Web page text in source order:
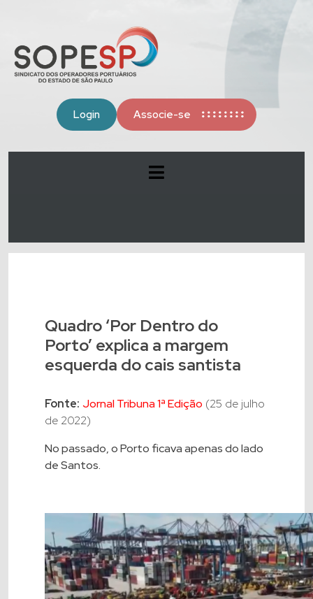
Login Associe-se
Quadro ‘Por Dentro do
Porto’ explica a margem
esquerda do cais santista
Fonte: Jornal Tribuna 1ª Edição (25 de julho
de 2022)
No passado, o Porto ficava apenas do lado
de Santos.